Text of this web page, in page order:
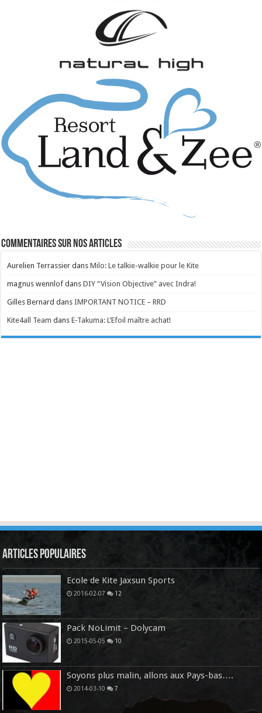
Commentaires sur nos articles
Aurelien Terrassier dansMilo: Le talkie-walkie pour le Kite
magnus wennlof dansDIY “Vision Objective” avec Indra!
Gilles Bernard dansIMPORTANT NOTICE – RRD
Kite4all Team dansE-Takuma: L’Efoil maître achat!
Articles Populaires
Ecole de Kite Jaxsun Sports
2016-02-07 12
Pack NoLimit – Dolycam
2015-05-05 10
Soyons plus malin, allons aux Pays-bas….
2014-03-10 7